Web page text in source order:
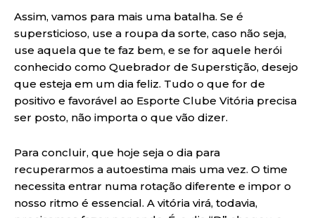
Assim, vamos para mais uma batalha. Se é
supersticioso, use a roupa da sorte, caso não seja,
use aquela que te faz bem, e se for aquele herói
conhecido como Quebrador de Superstição, desejo
que esteja em um dia feliz. Tudo o que for de
positivo e favorável ao Esporte Clube Vitória precisa
ser posto, não importa o que vão dizer.
Para concluir, que hoje seja o dia para
recuperarmos a autoestima mais uma vez. O time
necessita entrar numa rotação diferente e impor o
nosso ritmo é essencial. A vitória virá, todavia,